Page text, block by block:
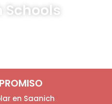
Schools
en Saanich